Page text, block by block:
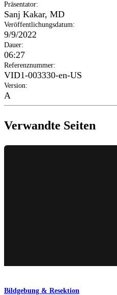
Präsentator:
Sanj Kakar, MD
Veröffentlichungsdatum:
9/9/2022
Dauer:
06:27
Referenznummer:
VID1-003330-en-US
Version:
A
Verwandte Seiten
Bildgebung & Resektion